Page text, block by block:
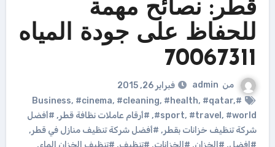
قطر: نصائح مهمة
للحفاظ على جودة المياه
70067311
من admin
فبراير 26, 2015
#Business
, #cinema, #cleaning, #health, #qatar,
#sport, #travel, #world
, #أرقام عاملات نظافة قطر, #أفضل
شركة تنظيف خزانات بقطر, #أفضل شركة تنظيف منازل في قطر,
#افضل, #الخزان, #الخزانات, #تنظيف, #تنظيف الخزان الماء,